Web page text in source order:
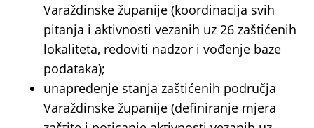
Varaždinske županije (koordinacija svih
pitanja i aktivnosti vezanih uz 26 zaštićenih
lokaliteta, redoviti nadzor i vođenje baze
podataka);
unapređenje stanja zaštićenih područja
Varaždinske županije (definiranje mjera